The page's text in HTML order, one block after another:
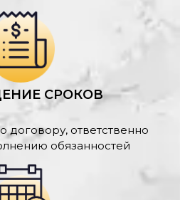
СРОКОВ
договору, ответственно
обязанностей